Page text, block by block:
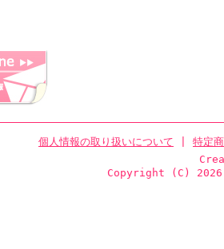
個人情報の取り扱いについて
特定
Copyright (C)